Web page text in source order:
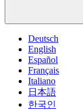
Deutsch
English
Español
Français
Italiano
日本語
한국인